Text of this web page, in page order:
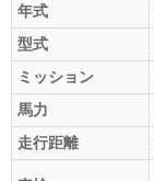
年式
型式
ミッション
馬力
走行距離